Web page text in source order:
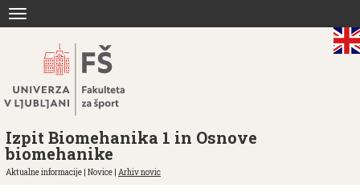
navigation
Izpit Biomehanika 1 in Osnove
biomehanike
Aktualne informacije | Novice | Arhiv novic